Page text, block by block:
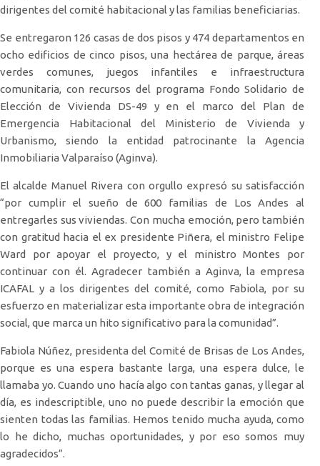
dirigentes del comité habitacional y las familias beneficiarias.
Se entregaron 126 casas de dos pisos y 474 departamentos en
ocho edificios de cinco pisos, una hectárea de parque, áreas
verdes comunes, juegos infantiles e infraestructura
comunitaria, con recursos del programa Fondo Solidario de
Elección de Vivienda DS-49 y en el marco del Plan de
Emergencia Habitacional del Ministerio de Vivienda y
Urbanismo, siendo la entidad patrocinante la Agencia
Inmobiliaria Valparaíso (Aginva).
El alcalde Manuel Rivera con orgullo expresó su satisfacción
“por cumplir el sueño de 600 familias de Los Andes al
entregarles sus viviendas. Con mucha emoción, pero también
con gratitud hacia el ex presidente Piñera, el ministro Felipe
Ward por apoyar el proyecto, y el ministro Montes por
continuar con él. Agradecer también a Aginva, la empresa
ICAFAL y a los dirigentes del comité, como Fabiola, por su
esfuerzo en materializar esta importante obra de integración
social, que marca un hito significativo para la comunidad”.
Fabiola Núñez, presidenta del Comité de Brisas de Los Andes,
porque es una espera bastante larga, una espera dulce, le
llamaba yo. Cuando uno hacía algo con tantas ganas, y llegar al
día, es indescriptible, uno no puede describir la emoción que
sienten todas las familias. Hemos tenido mucha ayuda, como
lo he dicho, muchas oportunidades, y por eso somos muy
agradecidos”.